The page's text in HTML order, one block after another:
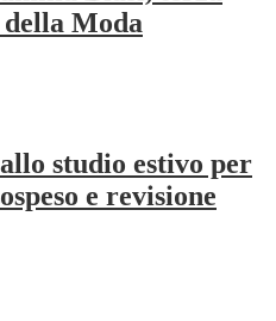
Moda
studio estivo per
e revisione